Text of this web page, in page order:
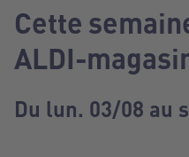
Cette
ALDI-
Du lun. 03/08 au